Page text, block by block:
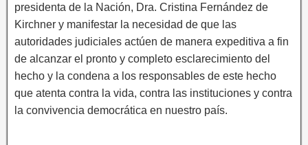
presidenta de la Nación, Dra. Cristina Fernández de
Kirchner y manifestar la necesidad de que las
autoridades judiciales actúen de manera expeditiva a fin
de alcanzar el pronto y completo esclarecimiento del
hecho y la condena a los responsables de este hecho
que atenta contra la vida, contra las instituciones y contra
la convivencia democrática en nuestro país.